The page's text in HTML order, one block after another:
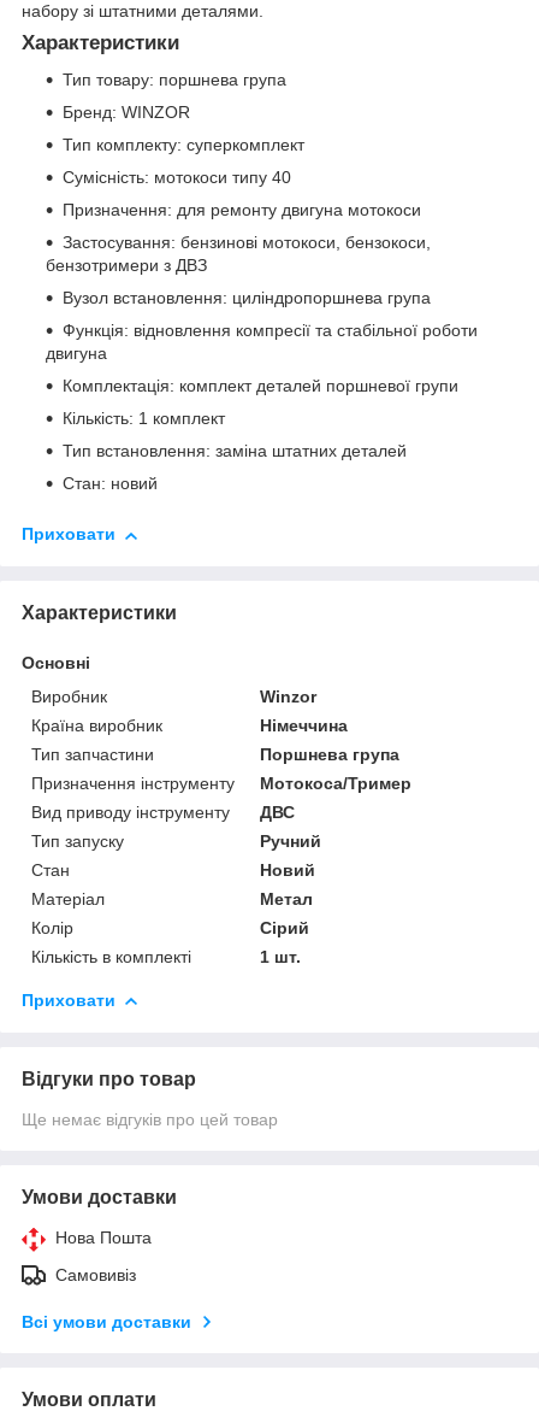
набору зі штатними деталями.
Характеристики
Тип товару: поршнева група
Бренд: WINZOR
Тип комплекту: суперкомплект
Сумісність: мотокоси типу 40
Призначення: для ремонту двигуна мотокоси
Застосування: бензинові мотокоси, бензокоси,
бензотримери з ДВЗ
Вузол встановлення: циліндропоршнева група
Функція: відновлення компресії та стабільної роботи
двигуна
Комплектація: комплект деталей поршневої групи
Кількість: 1 комплект
Тип встановлення: заміна штатних деталей
Стан: новий
Приховати
Характеристики
Основні
Виробник
Winzor
Країна виробник
Німеччина
Тип запчастини
Поршнева група
Призначення інструменту
Мотокоса/Тример
Вид приводу інструменту
ДВС
Тип запуску
Ручний
Стан
Новий
Матеріал
Метал
Колір
Сірий
Кількість в комплекті
1 шт.
Приховати
Відгуки про товар
Ще немає відгуків про цей товар
Умови доставки
Нова Пошта
Самовивіз
Всі умови доставки
Умови оплати